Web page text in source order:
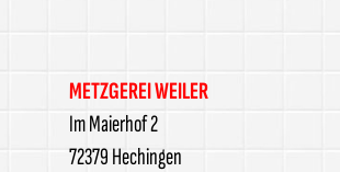
METZGEREI WEILER
Im Maierhof 2
72379 Hechingen